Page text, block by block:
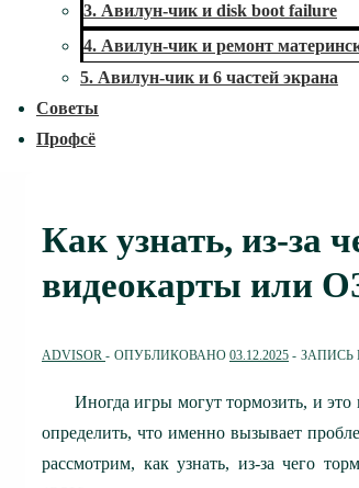
3. Авилун-чик и disk boot failure
4. Авилун-чик и ремонт
5. Авилун-чик и 6 частей экрана
Советы
Профсё
Как узнать, из-за
видеокарты или
ADVISOR ОПУБЛИКОВАНО 03.12.2025 ЗАПИСЬ
Иногда игры могут тормозить, и
определить, что именно вызывает
рассмотрим, как узнать, из-за чего